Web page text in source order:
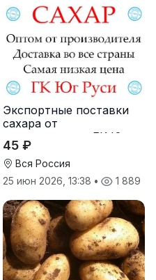
Экспортные поставки
сахара от
производителя ГК Юг
Руси
45 ₽
Вся Россия
25 июн 2026, 13:38 • 1 889